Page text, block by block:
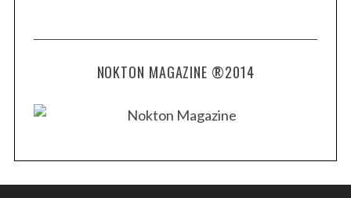
NOKTON MAGAZINE ®2014